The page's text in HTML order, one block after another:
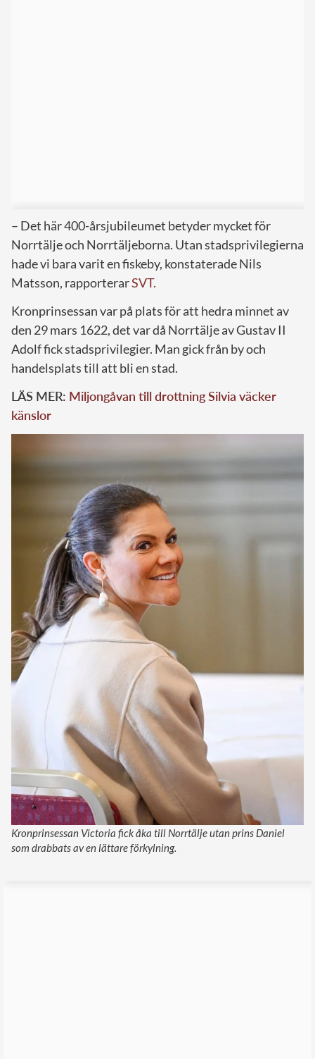
– Det här 400-årsjubileumet betyder mycket för
Norrtälje och Norrtäljeborna. Utan stadsprivilegierna
hade vi bara varit en fiskeby, konstaterade Nils
Matsson, rapporterarSVT.
Kronprinsessan var på plats för att hedra minnet av
den 29 mars 1622, det var då Norrtälje av Gustav II
Adolf fick stadsprivilegier. Man gick från by och
handelsplats till att bli en stad.
LÄS MER: Miljongåvan till drottning Silvia väcker
känslor
Kronprinsessan Victoria fick åka till Norrtälje utan prins Daniel
som drabbats av en lättare förkylning.